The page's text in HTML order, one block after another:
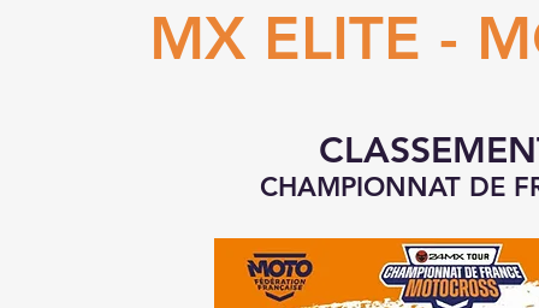
MX ELITE -
CHAMPIONNAT DE